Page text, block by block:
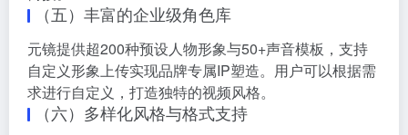
（五）丰富的企业级角色库
元镜提供超200种预设人物形象与50+声音模板，支持
自定义形象上传实现品牌专属IP塑造。用户可以根据需
求进行自定义，打造独特的视频风格。
（六）多样化风格与格式支持